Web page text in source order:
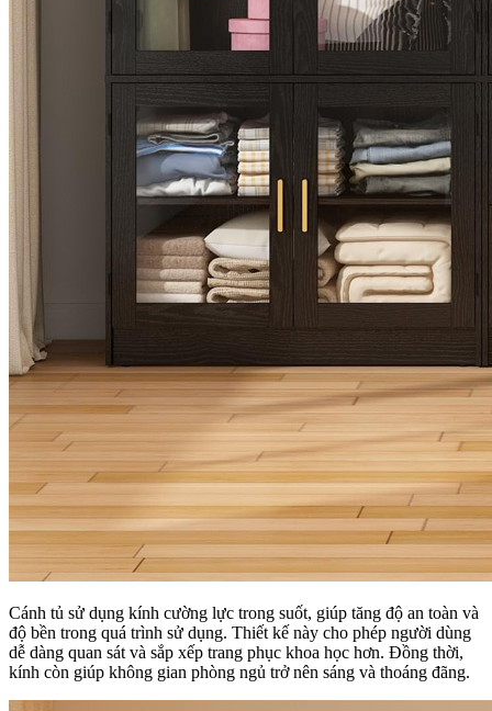
Cánh tủ sử dụng kính cường lực trong suốt, giúp tăng độ an toàn và
độ bền trong quá trình sử dụng. Thiết kế này cho phép người dùng
dễ dàng quan sát và sắp xếp trang phục khoa học hơn. Đồng thời,
kính còn giúp không gian phòng ngủ trở nên sáng và thoáng đãng.